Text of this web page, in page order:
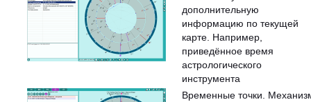
дополнительную
информацию по текущей
карте. Например,
приведённое время
астрологического
инструмента
Временные точки.